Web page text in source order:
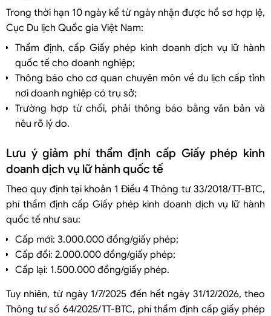
Trong thời hạn 10 ngày kể từ ngày nhận được hồ sơ hợp lệ,
Cục Du lịch Quốc gia Việt Nam:
Thẩm định, cấp Giấy phép kinh doanh dịch vụ lữ hành
quốc tế cho doanh nghiệp;
Thông báo cho cơ quan chuyên môn về du lịch cấp tỉnh
nơi doanh nghiệp có trụ sở;
Trường hợp từ chối, phải thông báo bằng văn bản và
nêu rõ lý do.
Lưu ý giảm phí thẩm định cấp Giấy phép kinh
doanh dịch vụ lữ hành quốc tế
Theo quy định tại khoản 1 Điều 4 Thông tư 33/2018/TT-BTC,
phí thẩm định cấp Giấy phép kinh doanh dịch vụ lữ hành
quốc tế như sau:
Cấp mới: 3.000.000 đồng/giấy phép;
Cấp đổi: 2.000.000 đồng/giấy phép;
Cấp lại: 1.500.000 đồng/giấy phép.
Tuy nhiên, từ ngày 1/7/2025 đến hết ngày 31/12/2026, theo
Thông tư số 64/2025/TT-BTC, phí thẩm định cấp giấy phép